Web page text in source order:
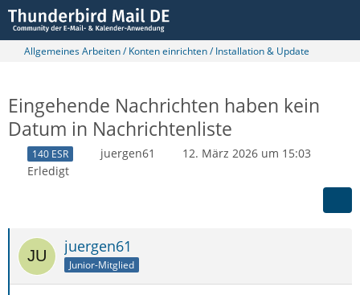
Allgemeines Arbeiten / Konten einrichten / Installation & Update
Eingehende Nachrichten haben kein
Datum in Nachrichtenliste
140 ESR juergen61
12. März 2026 um 15:03
Erledigt
juergen61
Junior-Mitglied